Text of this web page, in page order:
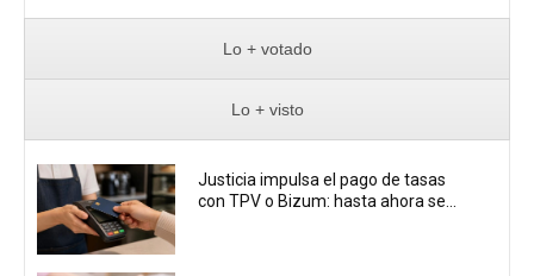
Lo + votado
Lo + visto
Justicia impulsa el pago de tasas
con TPV o Bizum: hasta ahora se...